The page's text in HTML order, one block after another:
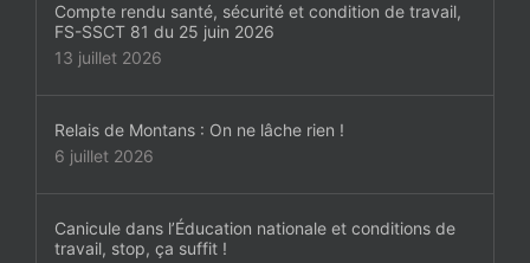
Compte rendu santé, sécurité et condition de travail,
FS-SSCT 81 du 25 juin 2026
13 juillet 2026
Relais de Montans : On ne lâche rien !
6 juillet 2026
Canicule dans l’Éducation nationale et conditions de
travail, stop, ça suffit !